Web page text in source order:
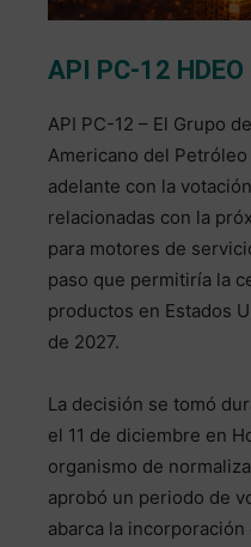
API PC-12 HDEO
API PC-12 – El Grupo
Americano del
adelante con la
relacionadas con la
para motores de
paso que permitiría la
productos en Estados
de 2027.
La decisión se tomó
el 11 de diciembre en
organismo de
aprobó un periodo de
abarca la incorporación